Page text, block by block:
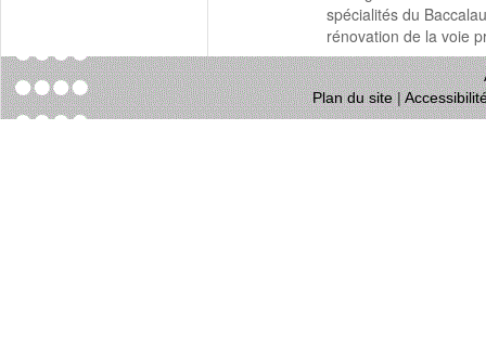
spécialités du
rénovation de la voie
Plan du site|